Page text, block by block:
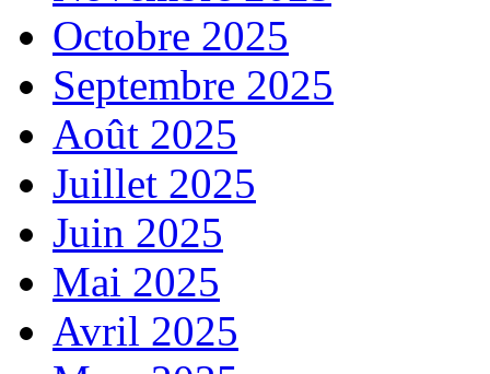
Octobre 2025
Septembre 2025
Août 2025
Juillet 2025
Juin 2025
Mai 2025
Avril 2025